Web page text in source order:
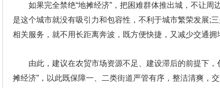
如果完全禁绝“地摊经济”，把困难群体推出城，不让
是这个城市就没有吸引力和包容性，不利于城市繁荣发展;
相关服务，就不用长距离奔波，既方便快捷，又减少交通拥
由此，建议在农贸市场资源不足、建设滞后的前提下
摊经济”，以此既保障一、二类街道严管有序，整洁清爽，